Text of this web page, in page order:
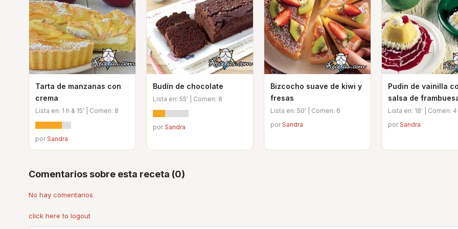
Tarta de manzanas con
crema
Lista en: 1 h & 15' | Comen: 8
porSandra
Budín de chocolate
Lista en: 55' | Comen: 8
porSandra
Bizcocho suave de kiwi y
fresas
Lista en: 50' | Comen: 6
porSandra
Pudin de vainilla
salsa de
Lista en: 18' | Comen: 4
porSandra
Comentarios sobre esta receta (0)
No hay comentarios
click here to logout